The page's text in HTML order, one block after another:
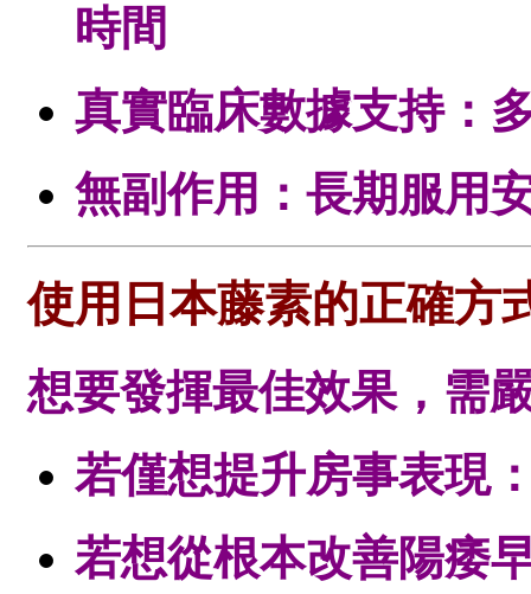
時間
真實臨床數據支持：
無副作用：長期服用
使用日本藤素的正確方
想要發揮最佳效果，需
若僅想提升房事表現
若想從根本改善陽痿